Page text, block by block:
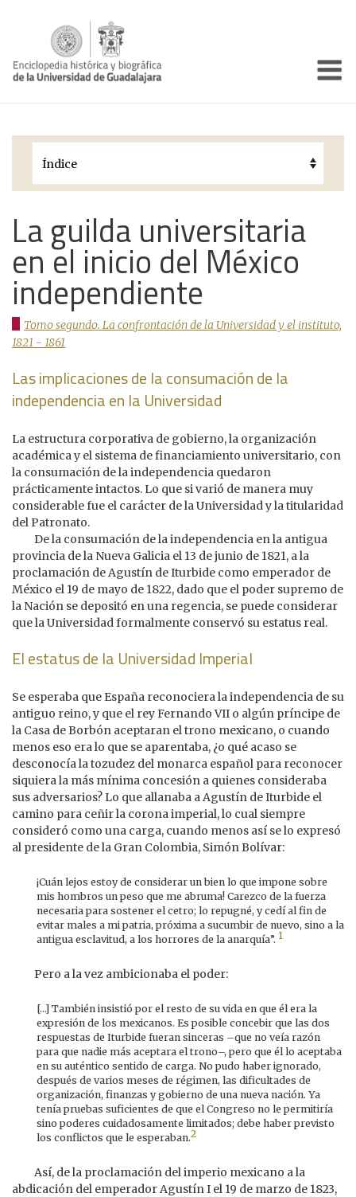
Períodos Históricos
Galería
Documentos institucionales
La guilda universitaria
en el inicio del México
independiente
Tomo segundo. La confrontación de la Universidad y el instituto,
1821 - 1861
Las implicaciones de la consumación de la
independencia en la Universidad
La estructura corporativa de gobierno, la organización
académica y el sistema de financiamiento universitario, con
la consumación de la independencia quedaron
prácticamente intactos. Lo que si varió de manera muy
considerable fue el carácter de la Universidad y la titularidad
del Patronato.
De la consumación de la independencia en la antigua
provincia de la Nueva Galicia el 13 de junio de 1821, a la
proclamación de Agustín de Iturbide como emperador de
México el 19 de mayo de 1822, dado que el poder supremo de
la Nación se depositó en una regencia, se puede considerar
que la Universidad formalmente conservó su estatus real.
El estatus de la Universidad Imperial
Se esperaba que España reconociera la independencia de su
antiguo reino, y que el rey Fernando VII o algún príncipe de
la Casa de Borbón aceptaran el trono mexicano, o cuando
menos eso era lo que se aparentaba, ¿o qué acaso se
desconocía la tozudez del monarca español para reconocer
siquiera la más mínima concesión a quienes consideraba
sus adversarios? Lo que allanaba a Agustín de Iturbide el
camino para ceñir la corona imperial, lo cual siempre
consideró como una carga, cuando menos así se lo expresó
al presidente de la Gran Colombia, Simón Bolívar:
¡Cuán lejos estoy de considerar un bien lo que impone sobre
mis hombros un peso que me abruma! Carezco de la fuerza
necesaria para sostener el cetro; lo repugné, y cedí al fin de
evitar males a mi patria, próxima a sucumbir de nuevo, sino a la
antigua esclavitud, a los horrores de la anarquía”. 1
Pero a la vez ambicionaba el poder:
[…] También insistió por el resto de su vida en que él era la
expresión de los mexicanos. Es posible concebir que las dos
respuestas de Iturbide fueran sinceras –que no veía razón
para que nadie más aceptara el trono–, pero que él lo aceptaba
en su auténtico sentido de carga. No pudo haber ignorado,
después de varios meses de régimen, las dificultades de
organización, finanzas y gobierno de una nueva nación. Ya
tenía pruebas suficientes de que el Congreso no le permitiría
sino poderes cuidadosamente limitados; debe haber previsto
los conflictos que le esperaban.2
Así, de la proclamación del imperio mexicano a la
abdicación del emperador Agustín I el 19 de marzo de 1823,